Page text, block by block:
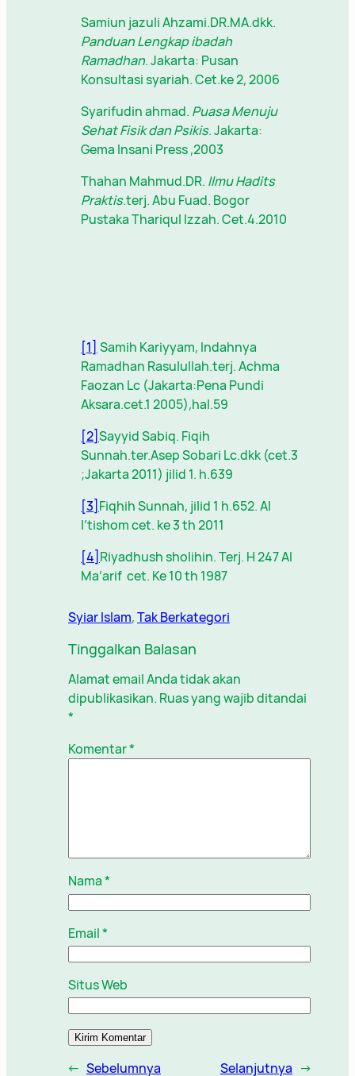
Samiun jazuli Ahzami.DR.MA.dkk.
Panduan Lengkap ibadah
Ramadhan. Jakarta: Pusan
Konsultasi syariah. Cet.ke 2, 2006
Syarifudin ahmad. Puasa Menuju
Sehat Fisik dan Psikis. Jakarta:
Gema Insani Press ,2003
Thahan Mahmud.DR. Ilmu Hadits
Praktis.terj. Abu Fuad. Bogor
Pustaka Thariqul Izzah. Cet.4.2010
[1] Samih Kariyyam, Indahnya
Ramadhan Rasulullah.terj. Achma
Faozan Lc (Jakarta:Pena Pundi
Aksara.cet.1 2005),hal.59
[2]Sayyid Sabiq. Fiqih
Sunnah.ter.Asep Sobari Lc.dkk (cet.3
;Jakarta 2011) jilid 1. h.639
[3] Fiqhih Sunnah, jilid 1 h.652. Al
I’tishom cet. ke 3 th 2011
[4] Riyadhush sholihin. Terj. H 247 Al
Ma’arif cet. Ke 10 th 1987
Syiar Islam, Tak Berkategori
Tinggalkan Balasan
Alamat email Anda tidak akan
dipublikasikan. Ruas yang wajib ditandai
*
Komentar*
Nama*
Email*
Situs Web
← Sebelumnya Selanjutnya →